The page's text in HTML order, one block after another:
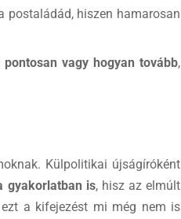
postaládád, hiszen hamarosan
vagy hogyan tovább,
Külpolitikai újságíróként
gyakorlatban is, hisz az elmúlt
a kifejezést mi még nem is